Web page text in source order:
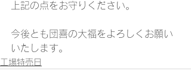
上記の点をお守りください。
今後とも団喜の大福をよろしくお願い
いたします。
工場特売日